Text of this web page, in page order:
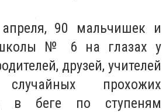
90 мальчишек и
№ 6 на глазах у
друзей, учителей
прохожих
в беге по ступеням